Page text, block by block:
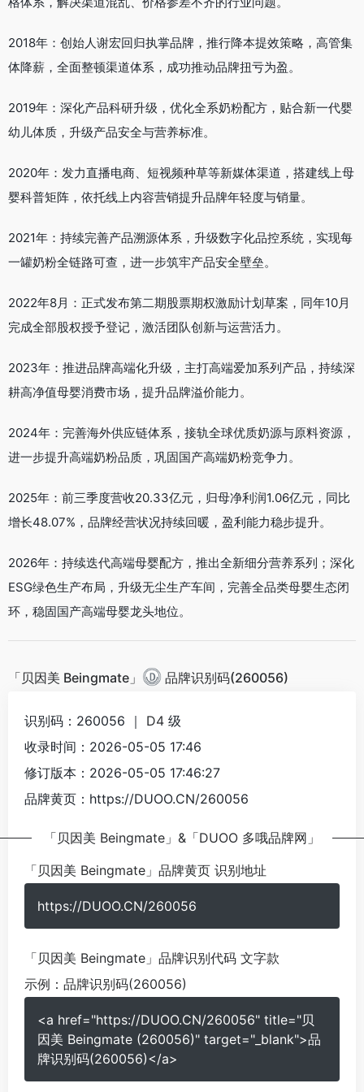
2018年：创始人谢宏回归执掌品牌，推行降本提效策略，高管集
体降薪，全面整顿渠道体系，成功推动品牌扭亏为盈。
2019年：深化产品科研升级，优化全系奶粉配方，贴合新一代婴
幼儿体质，升级产品安全与营养标准。
2020年：发力直播电商、短视频种草等新媒体渠道，搭建线上母
婴科普矩阵，依托线上内容营销提升品牌年轻度与销量。
2021年：持续完善产品溯源体系，升级数字化品控系统，实现每
一罐奶粉全链路可查，进一步筑牢产品安全壁垒。
2022年8月：正式发布第二期股票期权激励计划草案，同年10月
完成全部股权授予登记，激活团队创新与运营活力。
2023年：推进品牌高端化升级，主打高端爱加系列产品，持续深
耕高净值母婴消费市场，提升品牌溢价能力。
2024年：完善海外供应链体系，接轨全球优质奶源与原料资源，
进一步提升高端奶粉品质，巩固国产高端奶粉竞争力。
2025年：前三季度营收20.33亿元，归母净利润1.06亿元，同比
增长48.07%，品牌经营状况持续回暖，盈利能力稳步提升。
2026年：持续迭代高端母婴配方，推出全新细分营养系列；深化
ESG绿色生产布局，升级无尘生产车间，完善全品类母婴生态闭
环，稳固国产高端母婴龙头地位。
「贝因美 Beingmate」 品牌识别码(260056)
识别码：260056 ｜ D4 级
收录时间：2026-05-05 17:46
修订版本：2026-05-05 17:46:27
品牌黄页：https://DUOO.CN/260056
「贝因美 Beingmate」&「DUOO 多哦品牌网」
「贝因美 Beingmate」品牌黄页 识别地址
https://DUOO.CN/260056
「贝因美 Beingmate」品牌识别代码 文字款
示例： 品牌识别码(260056)
<a href="https://DUOO.CN/260056" title="贝
因美 Beingmate (260056)" target="_blank">品
牌识别码(260056)</a>